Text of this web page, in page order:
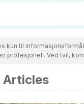
grundig gjennomgått
pålitelighet, aktualitet
artikkelen ble
L. M., Bennett, R.,
kun til
profesjonell. Ved tvil,
Articles